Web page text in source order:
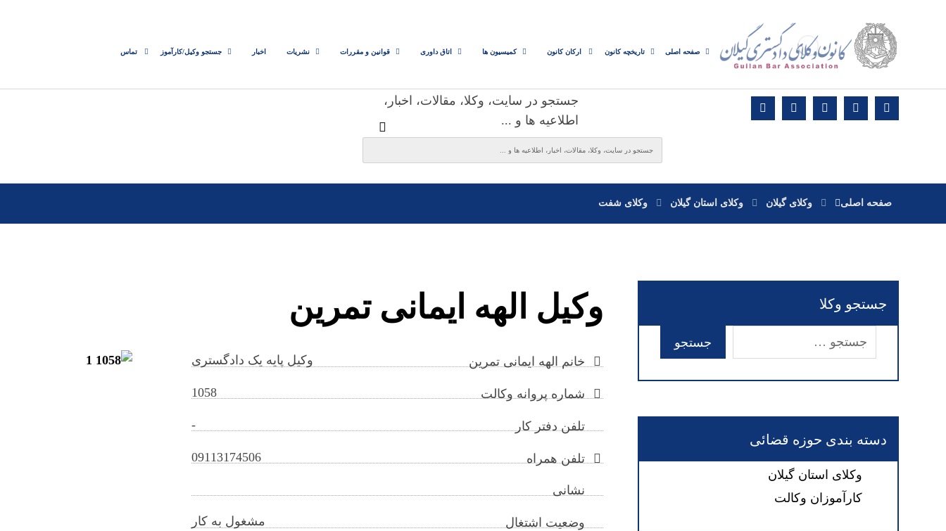
صفحه اصلی تاریخچه کانون ارکان کانون کمیسیون ها اتاق داوری قوانین و مقررات نشریات اخبار جستجو وکیل/کارآموز تماس
جستجو در سایت، وکلا، مقالات، اخبار،
اطلاعیه ها و ...
صفحه اصلی وکلای گیلان وکلای استان گیلان وکلای شفت
وکیل الهه ایمانی تمرین
خانم الهه ایمانی تمرین وکیل پایه یک دادگستری
شماره پروانه وکالت 1058
تلفن دفتر کار -
تلفن همراه 09113174506
نشانی
وضعیت اشتغال مشغول به کار
جستجو وکلا
دسته بندی حوزه قضائی
وکلای استان گیلان
کارآموزان وکالت